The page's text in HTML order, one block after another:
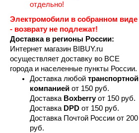
отдельно!
Электромобили в собранном виде
- возврату не подлежат!
Доставка в регионы России:
Интернет магазин BIBUY.ru
осуществляет доставку во ВСЕ
города и населенные пункты России.
Доставка любой транспортной
компанией от 150 руб.
Доставка Boxberry от 150 руб.
Доставка DPD от 150 руб.
Доставка Почтой России от 200
руб.